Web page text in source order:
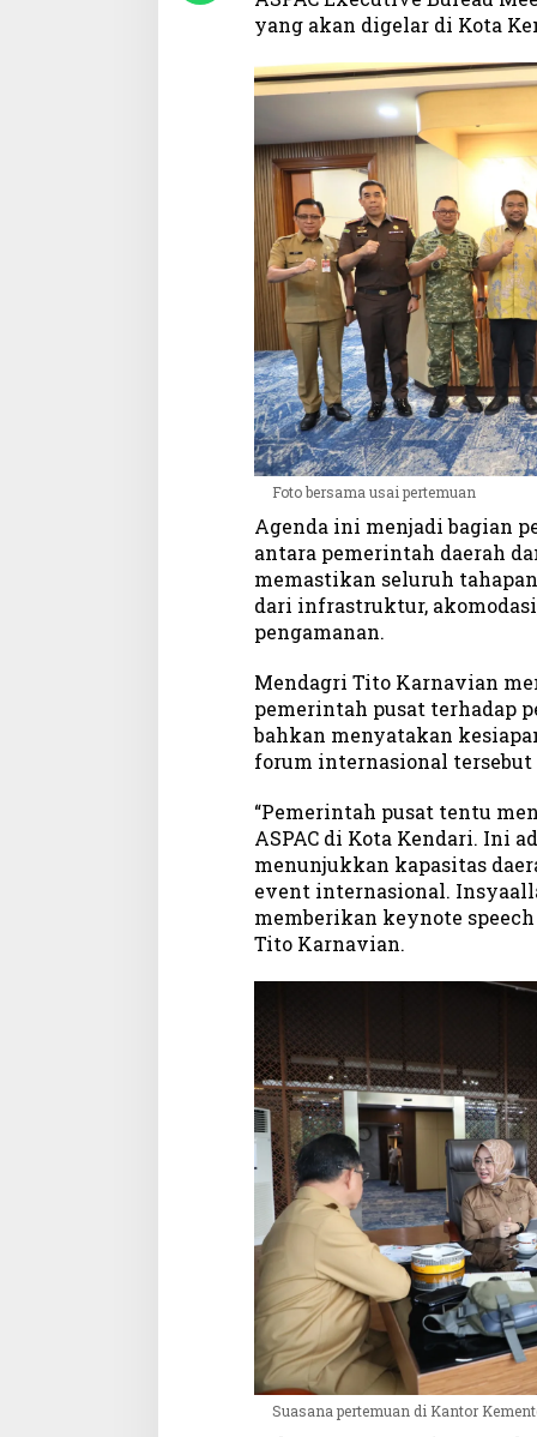
a
p
o
r
k
a
n
K
e
s
i
p
n
U
C
L
G
A
S
P
A
2
0
2
yang akan digelar di Kota
Foto bersama usai pertemuan
Agenda ini menjadi bagian
antara pemerintah daerah
memastikan seluruh
dari infrastruktur,
pengamanan.
Mendagri Tito Karnavian
pemerintah pusat terhadap
bahkan menyatakan
forum internasional tersebut
“Pemerintah pusat tentu
ASPAC di Kota Kendari. Ini
menunjukkan kapasitas
event internasional.
memberikan keynote
Tito Karnavian.
Suasana pertemuan di Kantor